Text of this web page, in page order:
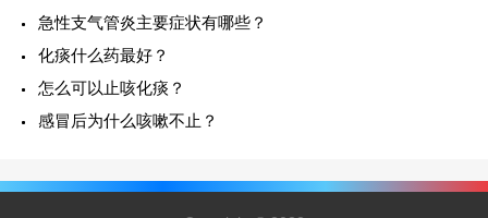
急性支气管炎主要症状有哪些？
化痰什么药最好？
怎么可以止咳化痰？
感冒后为什么咳嗽不止？